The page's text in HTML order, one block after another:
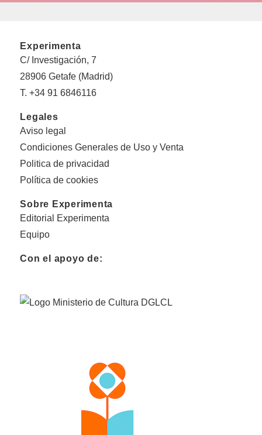
Experimenta
C/ Investigación, 7
28906 Getafe (Madrid)
T. +34 91 6846116
Legales
Aviso legal
Condiciones Generales de Uso y Venta
Politica de privacidad
Política de cookies
Sobre Experimenta
Editorial Experimenta
Equipo
Con el apoyo de: